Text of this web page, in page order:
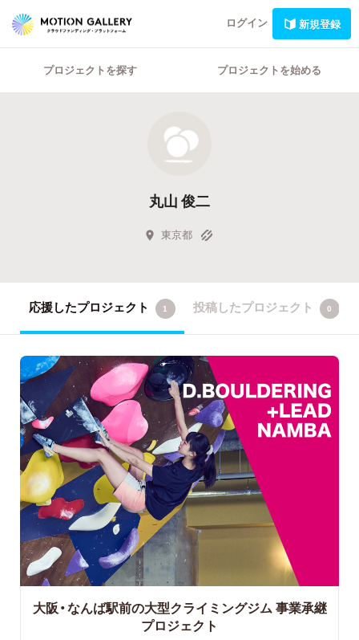
ログイン 新規登録
プロジェクトを探す プロジェクトを始める
丸山 俊二
東京都
応援したプロジェクト 1 投稿したプロジェクト 0
大阪・なんば駅前の大型クライミングジム 事業承継
プロジェクト